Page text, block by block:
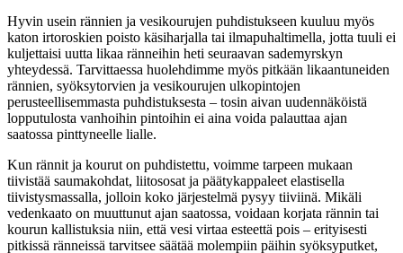
Hyvin usein rännien ja vesikourujen puhdistukseen kuuluu myös
katon irtoroskien poisto käsiharjalla tai ilmapuhaltimella, jotta tuuli ei
kuljettaisi uutta likaa ränneihin heti seuraavan sademyrskyn
yhteydessä. Tarvittaessa huolehdimme myös pitkään likaantuneiden
rännien, syöksytorvien ja vesikourujen ulkopintojen
perusteellisemmasta puhdistuksesta – tosin aivan uudennäköistä
lopputulosta vanhoihin pintoihin ei aina voida palauttaa ajan
saatossa pinttyneelle lialle.
Kun rännit ja kourut on puhdistettu, voimme tarpeen mukaan
tiivistää saumakohdat, liitososat ja päätykappaleet elastisella
tiivistysmassalla, jolloin koko järjestelmä pysyy tiiviinä. Mikäli
vedenkaato on muuttunut ajan saatossa, voidaan korjata rännin tai
kourun kallistuksia niin, että vesi virtaa esteettä pois – erityisesti
pitkissä ränneissä tarvitsee säätää molempiin päihin syöksyputket,